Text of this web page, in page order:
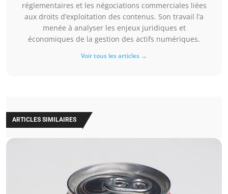
réglementaires et les négociations commerciales liées
aux droits d’exploitation des contenus. Son travail l’a
menée à analyser les enjeux juridiques et
économiques de la gestion des actifs numériques.
Voir tous les articles →
ARTICLES SIMILAIRES